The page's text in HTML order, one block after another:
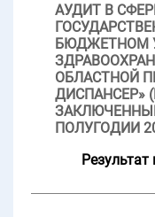
АУДИТ В
БЮДЖЕТНОМ
ОБЛАСТНОЙ
ДИСПАНСЕР»
ПОЛУГОДИИ
Результат